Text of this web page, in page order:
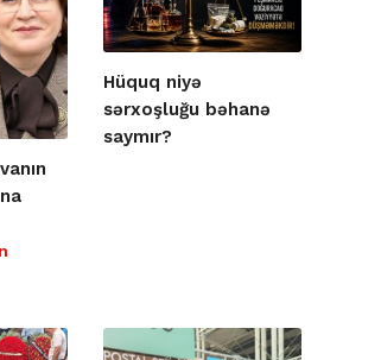
Hüquq niyə
sərxoşluğu bəhanə
saymır?